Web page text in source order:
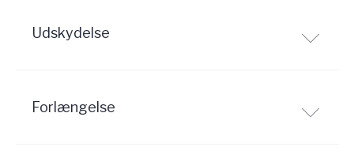
Udskydelse
Forlængelse